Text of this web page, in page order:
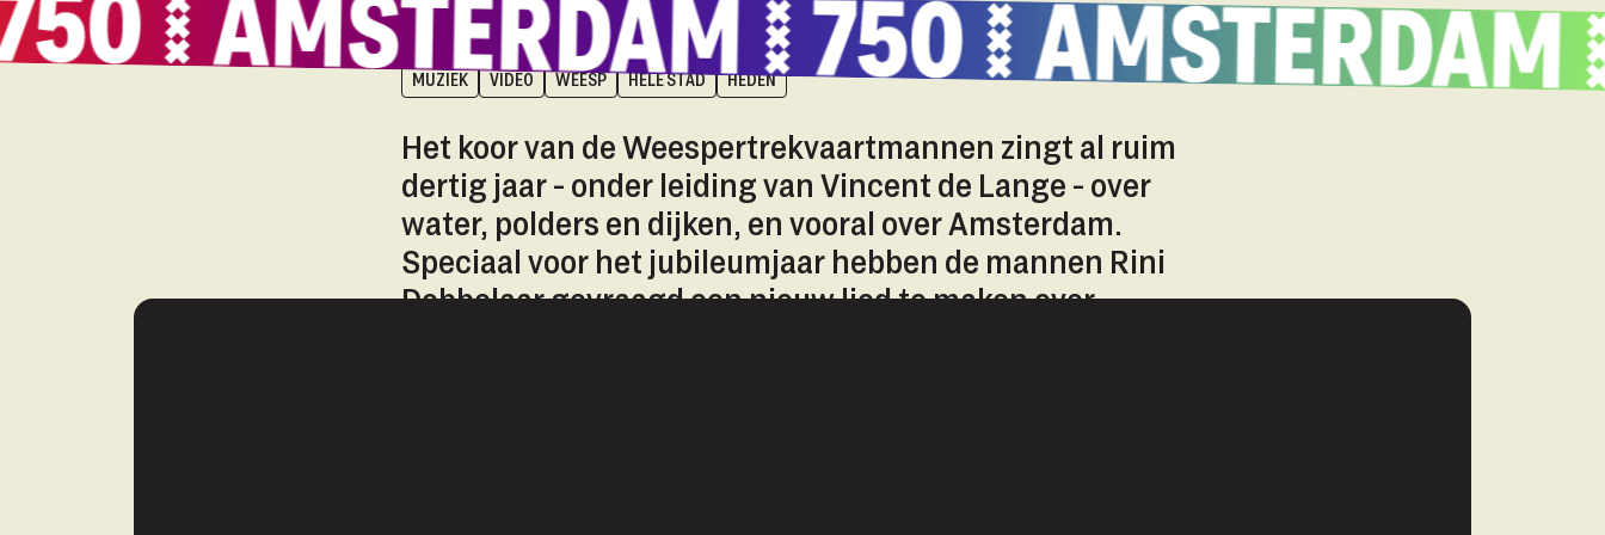
MUZIEK VIDEO WEESP HELE STAD HEDEN
Het koor van de Weespertrekvaartmannen zingt al ruim
dertig jaar - onder leiding van Vincent de Lange - over
water, polders en dijken, en vooral over Amsterdam.
Speciaal voor het jubileumjaar hebben de mannen Rini
Dobbelaar gevraagd een nieuw lied te maken over